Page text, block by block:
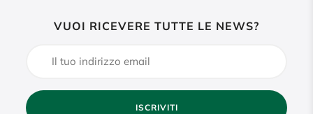
VUOI RICEVERE TUTTE LE NEWS?
ISCRIVITI